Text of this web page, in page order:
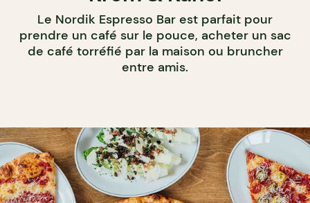
Le Nordik Espresso Bar est parfait pour
prendre un café sur le pouce, acheter un sac
de café torréfié par la maison ou bruncher
entre amis.